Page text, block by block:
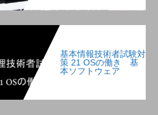
基本情報技術者試験対
策 21 OSの働き 基
本ソフトウェア